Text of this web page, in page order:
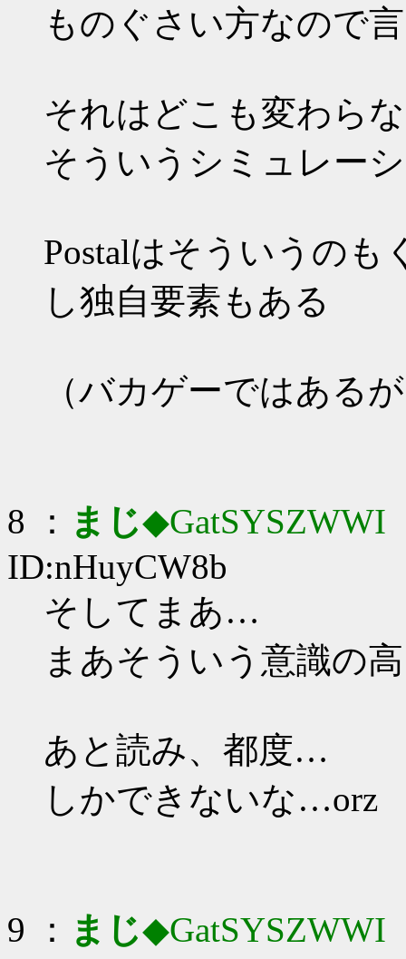
ものぐさい方なので
それはどこも変わら
そういうシミュレー
Postalはそういうのも
し独自要素もある
（バカゲーではある
8 ： まじ◆GatSYSZWWI
ID:nHuyCW8b
そしてまあ…
まあそういう意識の
あと読み、都度…
しかできないな…orz
9 ： まじ◆GatSYSZWWI